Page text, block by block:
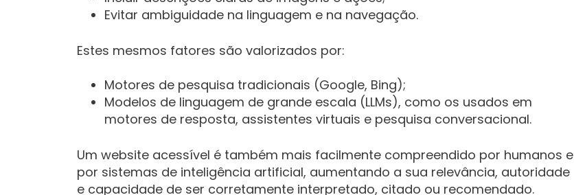
Evitar ambiguidade na linguagem e na navegação.
Estes mesmos fatores são valorizados por:
Motores de pesquisa tradicionais (Google, Bing);
Modelos de linguagem de grande escala (LLMs), como os usados em
motores de resposta, assistentes virtuais e pesquisa conversacional.
Um website acessível é também mais facilmente compreendido por humanos e
por sistemas de inteligência artificial, aumentando a sua relevância, autoridade
e capacidade de ser corretamente interpretado, citado ou recomendado.